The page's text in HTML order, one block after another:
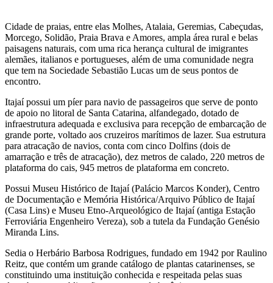
Cidade de praias, entre elas Molhes, Atalaia, Geremias, Cabeçudas,
Morcego, Solidão, Praia Brava e Amores, ampla área rural e belas
paisagens naturais, com uma rica herança cultural de imigrantes
alemães, italianos e portugueses, além de uma comunidade negra
que tem na Sociedade Sebastião Lucas um de seus pontos de
encontro.
Itajaí possui um píer para navio de passageiros que serve de ponto
de apoio no litoral de Santa Catarina, alfandegado, dotado de
infraestrutura adequada e exclusiva para recepção de embarcação de
grande porte, voltado aos cruzeiros marítimos de lazer. Sua estrutura
para atracação de navios, conta com cinco Dolfins (dois de
amarração e três de atracação), dez metros de calado, 220 metros de
plataforma do cais, 945 metros de plataforma em concreto.
Possui Museu Histórico de Itajaí (Palácio Marcos Konder), Centro
de Documentação e Memória Histórica/Arquivo Público de Itajaí
(Casa Lins) e Museu Etno-Arqueológico de Itajaí (antiga Estação
Ferroviária Engenheiro Vereza), sob a tutela da Fundação Genésio
Miranda Lins.
Sedia o Herbário Barbosa Rodrigues, fundado em 1942 por Raulino
Reitz, que contém um grande catálogo de plantas catarinenses, se
constituindo uma instituição conhecida e respeitada pelas suas